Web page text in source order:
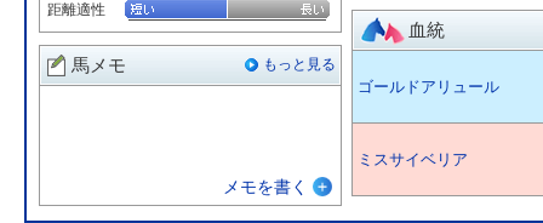
距離適性
馬メモ もっと見る
メモを書く
血統
ゴールドアリュール
ミスサイベリア